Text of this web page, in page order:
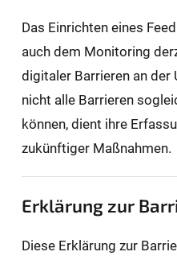
Das Einrichten eines
auch dem Monitoring
digitaler Barrieren an der
nicht alle Barrieren
können, dient ihre
zukünftiger Maßnahmen.
Erklärung zur
Diese Erklärung zur